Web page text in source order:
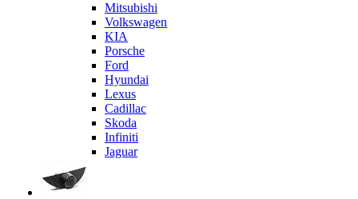
Mitsubishi
Volkswagen
KIA
Porsche
Ford
Hyundai
Lexus
Cadillac
Skoda
Infiniti
Jaguar